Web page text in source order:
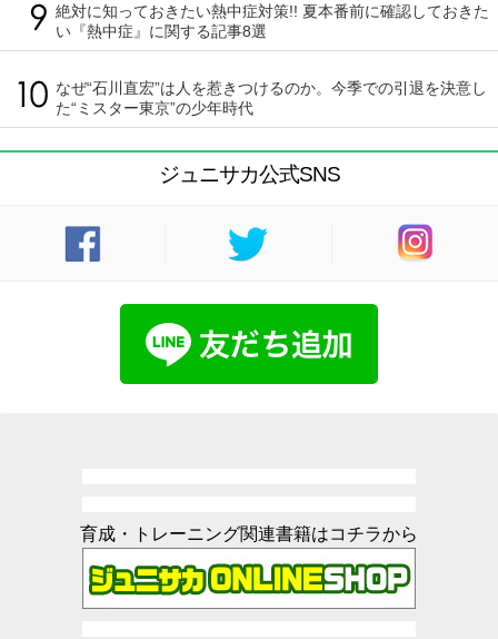
絶対に知っておきたい熱中症対策!! 夏本番前に確認しておきた
い『熱中症』に関する記事8選
なぜ“石川直宏”は人を惹きつけるのか。今季での引退を決意し
た“ミスター東京”の少年時代
ジュニサカ公式SNS
育成・トレーニング関連書籍はコチラから